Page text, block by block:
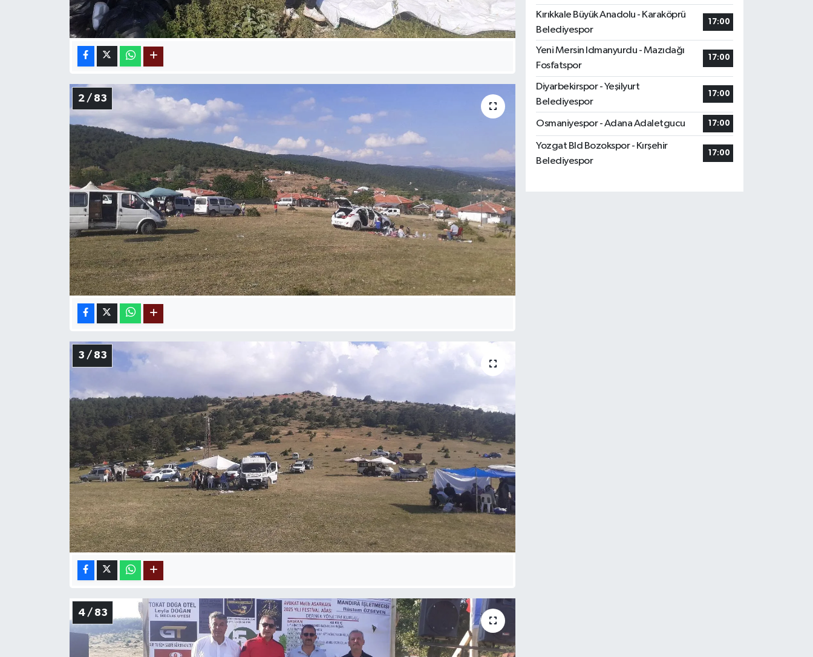
2 / 83
3 / 83
4 / 83
Kırıkkale Büyük Anadolu - Karaköprü
Belediyespor
17:00
Yeni Mersin Idmanyurdu - Mazıdağı
Fosfatspor
17:00
Diyarbekirspor - Yeşilyurt
Belediyespor
17:00
Osmaniyespor - Adana Adaletgucu 17:00
Yozgat Bld Bozokspor - Kırşehir
Belediyespor
17:00